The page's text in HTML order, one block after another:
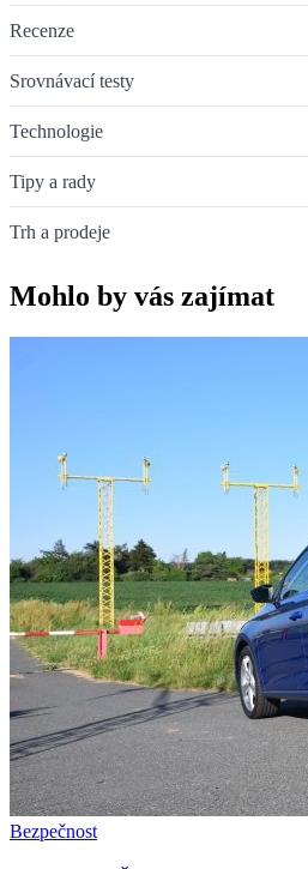
Recenze
Srovnávací testy
Technologie
Tipy a rady
Trh a prodeje
Mohlo by vás zajímat
Bezpečnost